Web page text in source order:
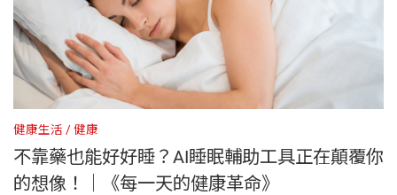
健康生活 健康
不靠藥也能好好睡？AI睡眠輔助工具正在顛覆你
的想像！｜《每一天的健康革命》